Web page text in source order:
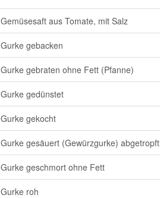
Gemüsesaft aus Tomate, mit Salz
Gurke gebacken
Gurke gebraten ohne Fett (Pfanne)
Gurke gedünstet
Gurke gekocht
Gurke gesäuert (Gewürzgurke) abgetropft
Gurke geschmort ohne Fett
Gurke roh